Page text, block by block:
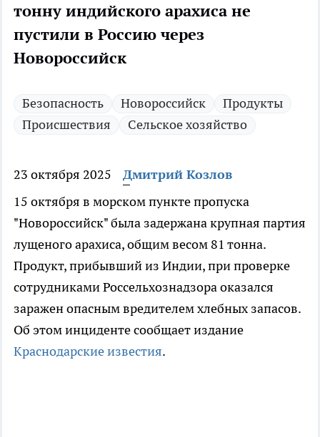
тонну индийского арахиса не
пустили в Россию через
Новороссийск
Безопасность Новороссийск
Продукты
Происшествия
Сельское хозяйство
23 октября 2025
Дмитрий Козлов
15 октября в морском пункте пропуска
"Новороссийск" была задержана крупная партия
лущеного арахиса, общим весом 81 тонна.
Продукт, прибывший из Индии, при проверке
сотрудниками Россельхознадзора оказался
заражен опасным вредителем хлебных запасов.
Об этом инциденте сообщает издание
Краснодарские известия.